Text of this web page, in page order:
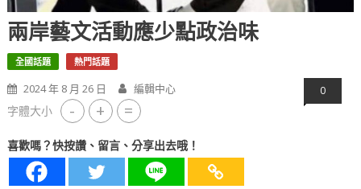
兩岸藝文活動應少點政治味
全國話題 熱門話題
2024 年 8 月 26 日 編輯中心 0
字體大小 - + =
喜歡嗎？快按讚、留言、分享出去哦！